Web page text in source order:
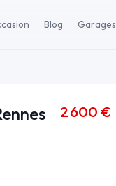
Blog Garages
2 600 €